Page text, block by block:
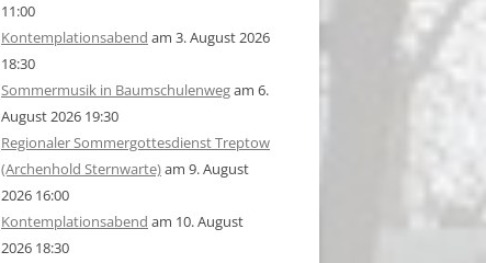
11:00
Kontemplationsabend am 3. August 2026
18:30
Sommermusik in Baumschulenwegam 6.
August 2026 19:30
Regionaler Sommergottesdienst Treptow
(Archenhold Sternwarte)am 9. August
2026 16:00
Kontemplationsabend am 10. August
2026 18:30